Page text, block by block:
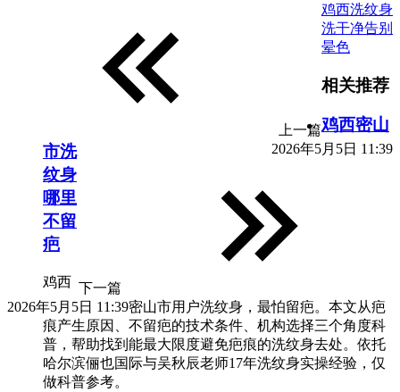
上一篇
2026年5月5日 11:39
鸡西洗纹身
洗干净告别
晕色
下一篇
2026年5月5日 11:39
相关推荐
鸡西密山
市洗
纹身
哪里
不留
疤
鸡西
密山市用户洗纹身，最怕留疤。本文从疤
痕产生原因、不留疤的技术条件、机构选择三个角度科
普，帮助找到能最大限度避免疤痕的洗纹身去处。依托
哈尔滨俪也国际与吴秋辰老师17年洗纹身实操经验，仅
做科普参考。